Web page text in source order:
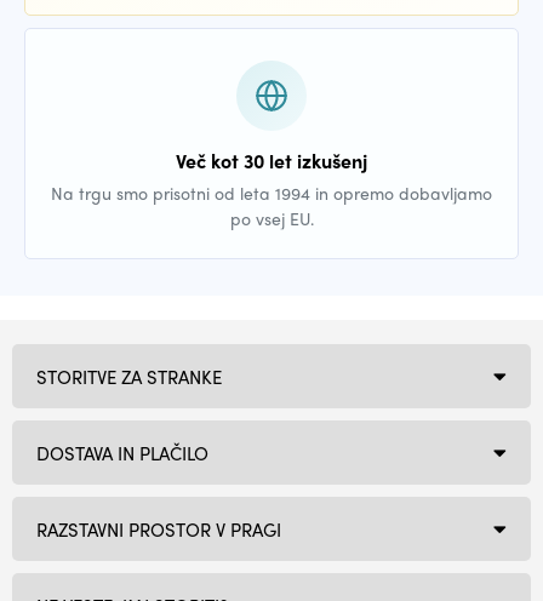
Več kot 30 let izkušenj
Na trgu smo prisotni od leta 1994 in opremo dobavljamo
po vsej EU.
RAZSTAVNI PROSTOR V PRAGI
STORITVE ZA STRANKE
DOSTAVA IN PLAČILO